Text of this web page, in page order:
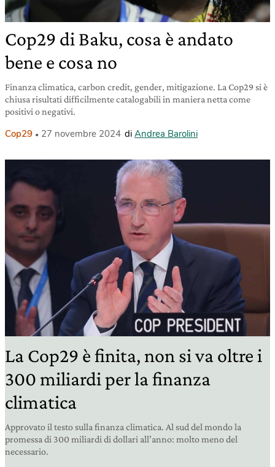
Cop29 di Baku, cosa è andato
bene e cosa no
Finanza climatica, carbon credit, gender, mitigazione. La Cop29 si è
chiusa risultati difficilmente catalogabili in maniera netta come
positivi o negativi.
Cop29 27 novembre 2024 di Andrea Barolini
La Cop29 è finita, non si va oltre i
300 miliardi per la finanza
climatica
Approvato il testo sulla finanza climatica. Al sud del mondo la
promessa di 300 miliardi di dollari all’anno: molto meno del
necessario.